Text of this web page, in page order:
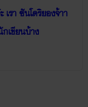
รา ซันโดริยองจ้าา
เขียนบ้าง
แรกของเรา